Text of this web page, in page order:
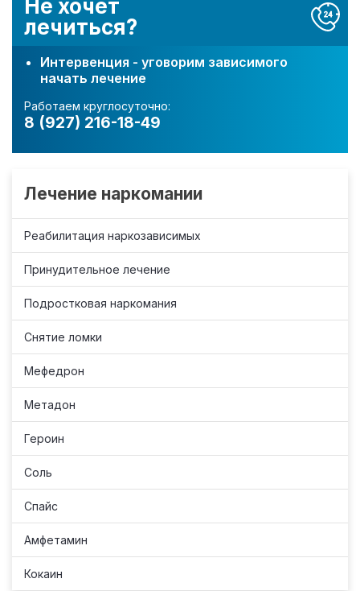
Не хочет
лечиться?
Интервенция - уговорим зависимого
начать лечение
Работаем круглосуточно:
8 (927) 216-18-49
Лечение наркомании
Реабилитация наркозависимых
Принудительное лечение
Подростковая наркомания
Снятие ломки
Мефедрон
Метадон
Героин
Соль
Спайс
Амфетамин
Кокаин